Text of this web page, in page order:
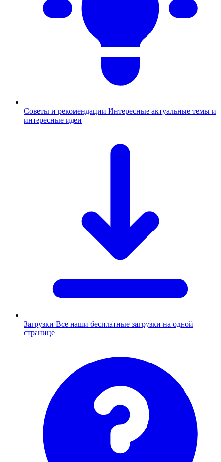
Советы и рекомендации Интересные актуальные темы и
интересные идеи
Загрузки Все наши бесплатные загрузки на одной
странице